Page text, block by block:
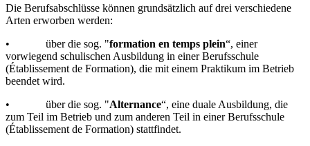
Die Berufsabschlüsse können grundsätzlich auf drei verschiedene
Arten erworben werden:
• über die sog. "formation en temps plein“, einer
vorwiegend schulischen Ausbildung in einer Berufsschule
(Établissement de Formation), die mit einem Praktikum im Betrieb
beendet wird.
• über die sog. "Alternance“, eine duale Ausbildung, die
zum Teil im Betrieb und zum anderen Teil in einer Berufsschule
(Établissement de Formation) stattfindet.